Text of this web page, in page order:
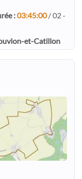
:03:45:00/ 02 -
et-Catillon